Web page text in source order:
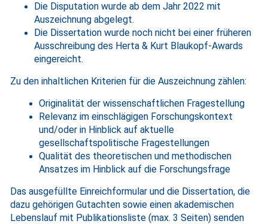
Die Disputation wurde ab dem Jahr 2022 mit
Auszeichnung abgelegt.
Die Dissertation wurde noch nicht bei einer früheren
Ausschreibung des Herta & Kurt Blaukopf-Awards
eingereicht.
Zu den inhaltlichen Kriterien für die Auszeichnung zählen:
Originalität der wissenschaftlichen Fragestellung
Relevanz im einschlägigen Forschungskontext
und/oder in Hinblick auf aktuelle
gesellschaftspolitische Fragestellungen
Qualität des theoretischen und methodischen
Ansatzes im Hinblick auf die Forschungsfrage
Das ausgefüllte Einreichformular und die Dissertation, die
dazu gehörigen Gutachten sowie einen akademischen
Lebenslauf mit Publikationsliste (max. 3 Seiten) senden